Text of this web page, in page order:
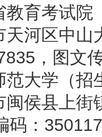
教育考试
天河区中山
，图文
范大学（
闽侯县上街
码：